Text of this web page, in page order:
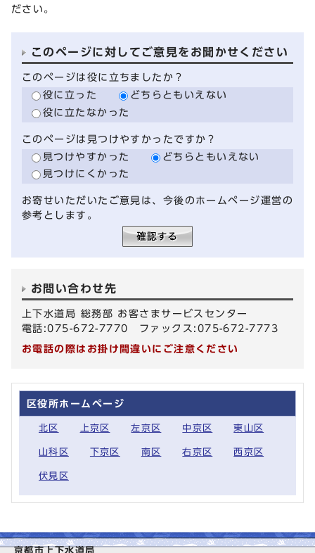
ださい。
このページに対してご意見をお聞かせください
このページは役に立ちましたか？
役に立った
どちらともいえない
役に立たなかった
このページは見つけやすかったですか？
見つけやすかった
どちらともいえない
見つけにくかった
お寄せいただいたご意見は、今後のホームページ運営の
参考とします。
お問い合わせ先
上下水道局 総務部 お客さまサービスセンター
電話:075-672-7770 ファックス:075-672-7773
お電話の際はお掛け間違いにご注意ください
区役所ホームページ
北区 上京区 左京区 中京区 東山区
山科区 下京区 南区 右京区 西京区
伏見区
京都市上下水道局